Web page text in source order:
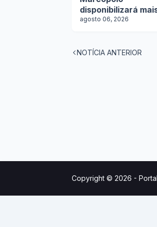
disponibilizará
100 ônibus para
agosto 06, 2026
NOTÍCIA ANTERIOR
Copyright © 2026 -